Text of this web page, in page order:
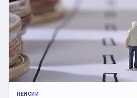
ПЕНСИИ